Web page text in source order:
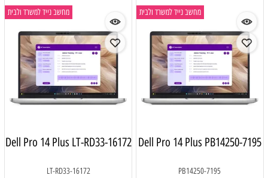
מחשב נייד למשרד ולבית
Dell Pro 14 Plus PB14250-7195
PB14250-7195
מחשב נייד למשרד ולבית
Dell Pro 14 Plus LT-RD33-16172
LT-RD33-16172